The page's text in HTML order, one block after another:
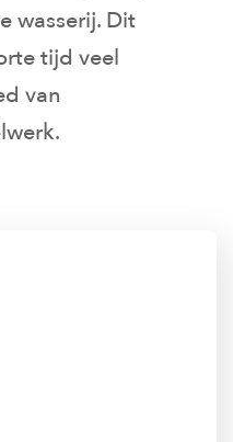
wasserij. Dit
tijd veel
van